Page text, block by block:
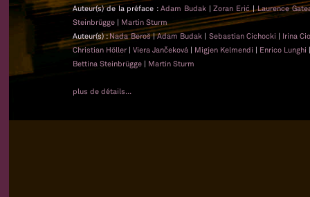
Auteur(s) de la préface : Adam Budak |Zoran Erić|Laurence
Steinbrügge | Martin Sturm
Auteur(s) :Nada Beroš|Adam Budak | Sebastian Cichocki | Irina
Christian Höller |Viera Jančeková | Migjen Kelmendi | Enrico Lunghi
Bettina Steinbrügge | Martin Sturm
plus de détails...